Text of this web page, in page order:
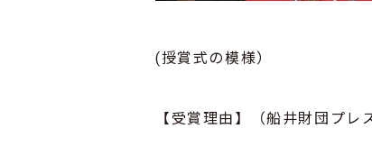
(授賞式の模様）
【受賞理由】（船井財団プレ